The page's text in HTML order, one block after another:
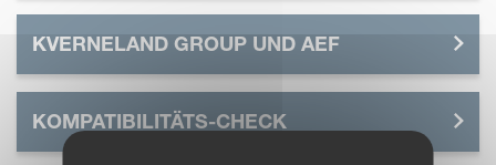
KVERNELAND GROUP UND AEF
KOMPATIBILITÄTS-CHECK